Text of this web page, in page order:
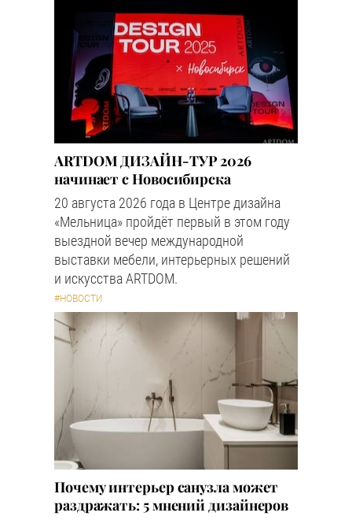
ARTDOM ДИЗАЙН-ТУР 2026
начинает с Новосибирска
20 августа 2026 года в Центре дизайна
«Мельница» пройдёт первый в этом году
выездной вечер международной
выставки мебели, интерьерных решений
и искусства ARTDOM.
#НОВОСТИ
Почему интерьер санузла может
раздражать: 5 мнений дизайнеров